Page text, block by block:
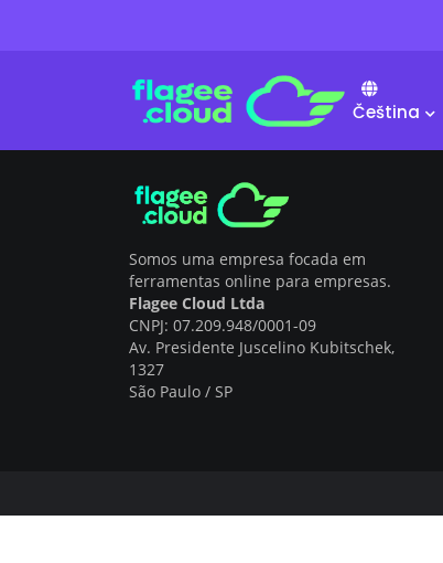
Čeština
Somos uma empresa focada em
ferramentas online para empresas.
Flagee Cloud Ltda
CNPJ: 07.209.948/0001-09
Av. Presidente Juscelino Kubitschek,
1327
São Paulo / SP